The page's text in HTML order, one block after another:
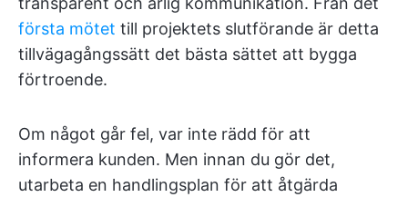
första mötet till projektets slutförande är detta
tillvägagångssätt det bästa sättet att bygga
förtroende.
Om något går fel, var inte rädd för att
informera kunden. Men innan du gör det,
utarbeta en handlingsplan för att åtgärda